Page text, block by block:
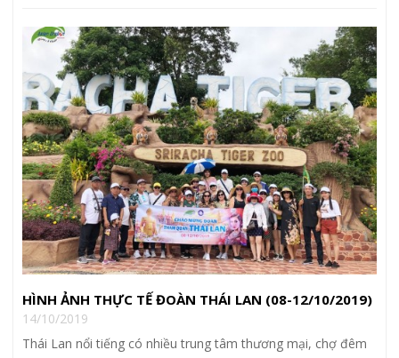
HÌNH ẢNH THỰC TẾ ĐOÀN THÁI LAN (08-12/10/2019)
14/10/2019
Thái Lan nổi tiếng có nhiều trung tâm thương mại, chợ đêm